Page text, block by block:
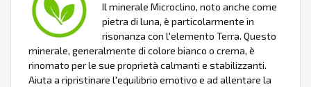
Il minerale Microclino, noto anche come
pietra di luna, è particolarmente in
risonanza con l'elemento Terra. Questo
minerale, generalmente di colore bianco o crema, è
rinomato per le sue proprietà calmanti e stabilizzanti.
Aiuta a ripristinare l'equilibrio emotivo e ad allentare la